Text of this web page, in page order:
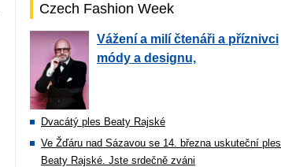
Czech Fashion Week
Vážení a milí čtenáři a příznivci
módy a designu,
Dvacátý ples Beaty Rajské
Ve Žďáru nad Sázavou se 14. března uskuteční ples
Beaty Rajské. Jste srdečně zváni